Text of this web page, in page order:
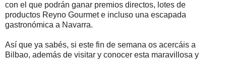
con el que podrán ganar premios directos, lotes de
productos Reyno Gourmet e incluso una escapada
gastronómica a Navarra.
Así que ya sabés, si este fin de semana os acercáis a
Bilbao, además de visitar y conocer esta maravillosa y